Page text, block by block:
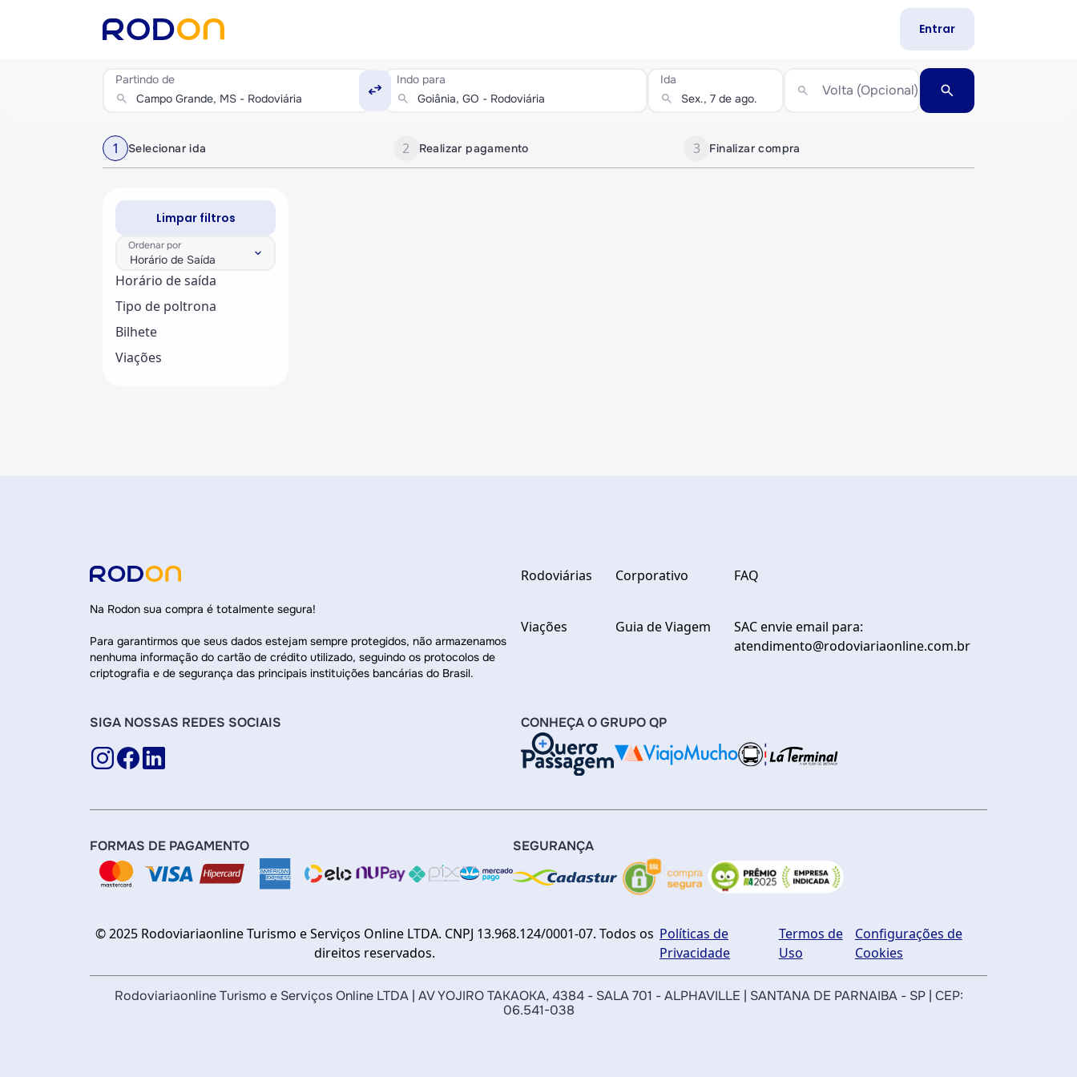
Entrar
Partindo de
search
Indo para
search
swap_horiz Ida
search Volta (Opcional)
search search
1 Selecionar ida 2 Realizar pagamento 3 Finalizar compra
Limpar filtros
Ordenar por
Horário de Saída keyboard_arrow_down
Horário de saída
Tipo de poltrona
Bilhete
Viações
Na Rodon sua compra é totalmente segura!
Para garantirmos que seus dados estejam sempre protegidos, não armazenamos
nenhuma informação do cartão de crédito utilizado, seguindo os protocolos de
criptografia e de segurança das principais instituições bancárias do Brasil.
Rodoviárias
Viações
Corporativo
Guia de Viagem
FAQ
SAC envie email para:
atendimento@rodoviariaonline.com.br
CONHEÇA O GRUPO QP
SIGA NOSSAS REDES SOCIAIS
FORMAS DE PAGAMENTO SEGURANÇA
© 2025 Rodoviariaonline Turismo e Serviços Online LTDA. CNPJ 13.968.124/0001-07. Todos os
direitos reservados.
Políticas de
Privacidade
Termos de
Uso
Configurações de
Cookies
Rodoviariaonline Turismo e Serviços Online LTDA | AV YOJIRO TAKAOKA, 4384 - SALA 701 - ALPHAVILLE | SANTANA DE PARNAIBA - SP | CEP:
06.541-038